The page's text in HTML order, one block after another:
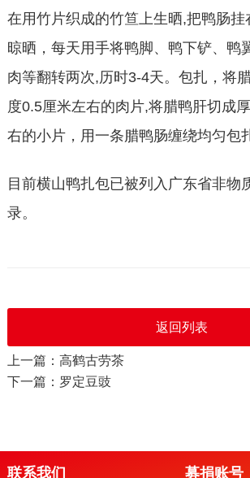
在用竹片织成的竹笪上生晒,把鸭肠挂
晾晒，每天用手将鸭脚、鸭下铲、鸭
肉等翻转两次,历时3-4天。包扎，将
度0.5厘米左右的肉片,将腊鸭肝切成
右的小片，用一条腊鸭肠缠绕均匀包
目前横山鸭扎包已被列入广东省非物
录。
返回列表
上一篇：高鹤古劳茶
下一篇：罗定豆豉
联系我们 募捐账号